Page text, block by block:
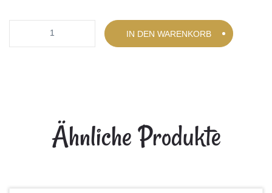
IN DEN WARENKORB
Ähnliche Produkte